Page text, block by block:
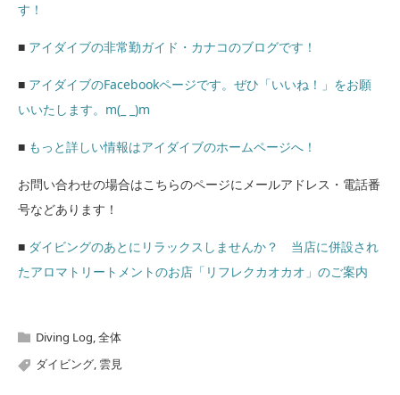
す！
■ アイダイブの非常勤ガイド・カナコのブログです！
■ アイダイブのFacebookページです。ぜひ「いいね！」をお願
いいたします。m(_ _)m
■ もっと詳しい情報はアイダイブのホームページへ！
お問い合わせの場合はこちらのページにメールアドレス・電話番
号などあります！
■ ダイビングのあとにリラックスしませんか？ 当店に併設され
たアロマトリートメントのお店「リフレクカオカオ」のご案内
Diving Log,全体
ダイビング, 雲見